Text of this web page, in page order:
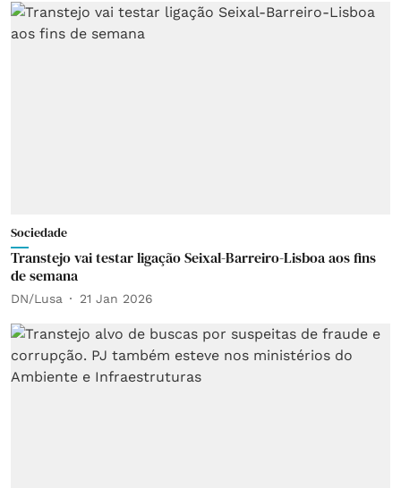
Sociedade
Transtejo vai testar ligação Seixal-Barreiro-Lisboa aos fins
de semana
DN/Lusa 21 Jan 2026